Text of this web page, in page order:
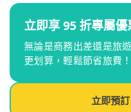
立即享 95 折專屬優
無論是商務出差還是旅
更划算，輕鬆節省旅費！
立即預